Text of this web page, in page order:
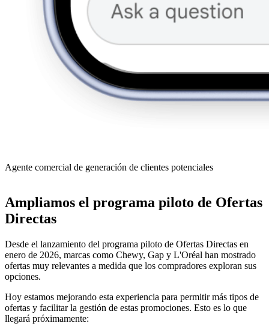
Agente comercial de generación de clientes potenciales
Ampliamos el programa piloto de Ofertas
Directas
Desde el lanzamiento del programa piloto de Ofertas Directas en
enero de 2026, marcas como Chewy, Gap y L'Oréal han mostrado
ofertas muy relevantes a medida que los compradores exploran sus
opciones.
Hoy estamos mejorando esta experiencia para permitir más tipos de
ofertas y facilitar la gestión de estas promociones. Esto es lo que
llegará próximamente: